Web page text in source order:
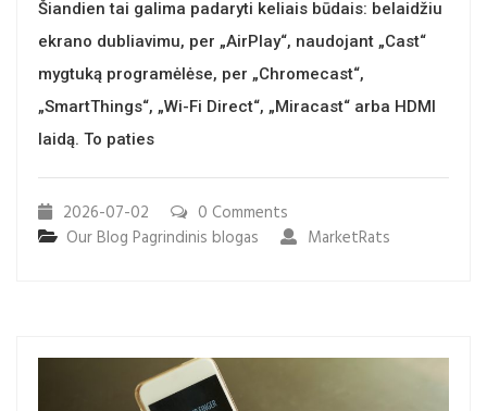
Šiandien tai galima padaryti keliais būdais: belaidžiu
ekrano dubliavimu, per „AirPlay“, naudojant „Cast“
mygtuką programėlėse, per „Chromecast“,
„SmartThings“, „Wi-Fi Direct“, „Miracast“ arba HDMI
laidą. To paties
2026-07-02
0 Comments
Our Blog Pagrindinis blogas MarketRats